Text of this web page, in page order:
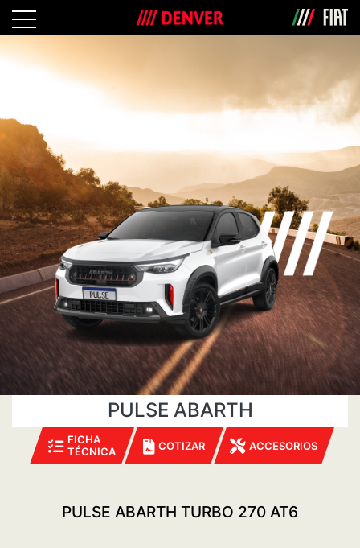
PULSE ABARTH
FICHA
TÉCNICA
COTIZAR ACCESORIOS
PULSE ABARTH TURBO 270 AT6